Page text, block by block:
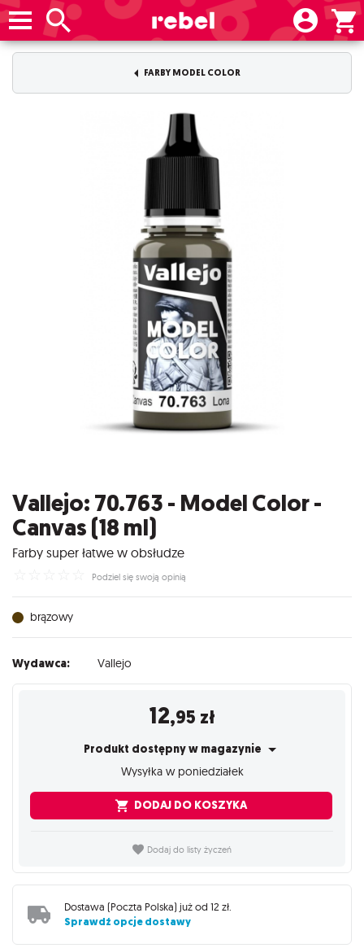
FARBY MODEL COLOR
Vallejo: 70.763 - Model Color -
Canvas (18 ml)
Farby super łatwe w obsłudze
Podziel się swoją opinią
brązowy
Wydawca: Vallejo
12,95 zł
Produkt dostępny w magazynie
Wysyłka w poniedziałek
DODAJ DO KOSZYKA
Dodaj do listy życzeń
Dostawa (Poczta Polska) już od 12 zł.
Sprawdź opcje dostawy